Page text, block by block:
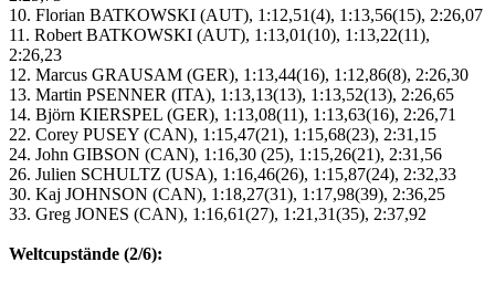
10. Florian BATKOWSKI (AUT), 1:12,51(4), 1:13,56(15), 2:26,07
11. Robert BATKOWSKI (AUT), 1:13,01(10), 1:13,22(11),
2:26,23
12. Marcus GRAUSAM (GER), 1:13,44(16), 1:12,86(8), 2:26,30
13. Martin PSENNER (ITA), 1:13,13(13), 1:13,52(13), 2:26,65
14. Björn KIERSPEL (GER), 1:13,08(11), 1:13,63(16), 2:26,71
22. Corey PUSEY (CAN), 1:15,47(21), 1:15,68(23), 2:31,15
24. John GIBSON (CAN), 1:16,30 (25), 1:15,26(21), 2:31,56
26. Julien SCHULTZ (USA), 1:16,46(26), 1:15,87(24), 2:32,33
30. Kaj JOHNSON (CAN), 1:18,27(31), 1:17,98(39), 2:36,25
33. Greg JONES (CAN), 1:16,61(27), 1:21,31(35), 2:37,92
Weltcupstände (2/6):